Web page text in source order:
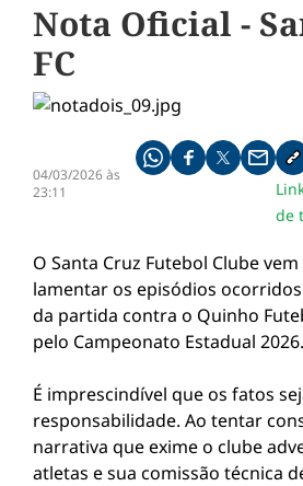
Nota Oficial -
FC
04/03/2026 às
23:11
Compartilhe pelo
Compartilhar no
de
O Santa Cruz Futebol Clube
lamentar os episódios
da partida contra o Quinho
pelo Campeonato Estadual 2026.
É imprescindível que os fatos
responsabilidade. Ao tentar
narrativa que exime o clube
atletas e sua comissão técnica